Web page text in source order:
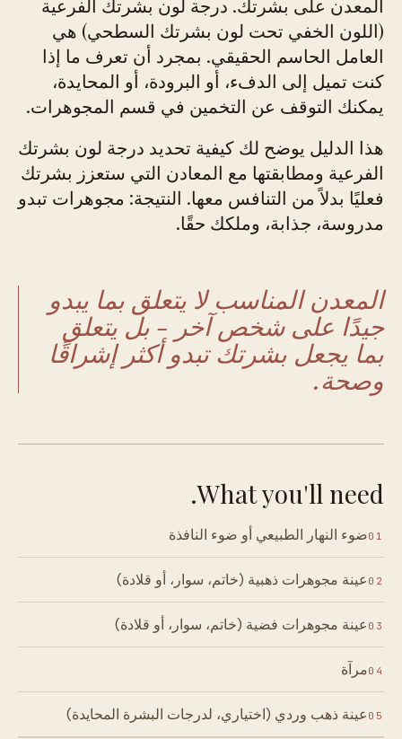
المعدن على بشرتك. درجة لون بشرتك الفرعية
(اللون الخفي تحت لون بشرتك السطحي) هي
العامل الحاسم الحقيقي. بمجرد أن تعرف ما إذا
كنت تميل إلى الدفء، أو البرودة، أو المحايدة،
يمكنك التوقف عن التخمين في قسم المجوهرات.
هذا الدليل يوضح لك كيفية تحديد درجة لون بشرتك
الفرعية ومطابقتها مع المعادن التي ستعزز بشرتك
فعليًا بدلاً من التنافس معها. النتيجة: مجوهرات تبدو
مدروسة، جذابة، وملكك حقًا.
المعدن المناسب لا يتعلق بما يبدو
جيدًا على شخص آخر - بل يتعلق
بما يجعل بشرتك تبدو أكثر إشراقًا
وصحة.
What you'll need.
01ضوء النهار الطبيعي أو ضوء النافذة
02 عينة مجوهرات ذهبية (خاتم، سوار، أو قلادة)
03 عينة مجوهرات فضية (خاتم، سوار، أو قلادة)
04مرآة
05 عينة ذهب وردي (اختياري، لدرجات البشرة المحايدة)